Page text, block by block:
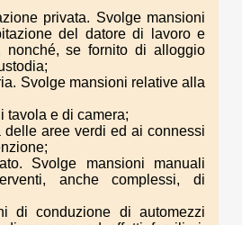
privata. Svolge mansioni
del datore di lavoro e
nonché, se fornito di alloggio
Svolge mansioni relative alla
tavola e di camera;
delle aree verdi ed ai connessi
Svolge mansioni manuali
anche complessi, di
di conduzione di automezzi